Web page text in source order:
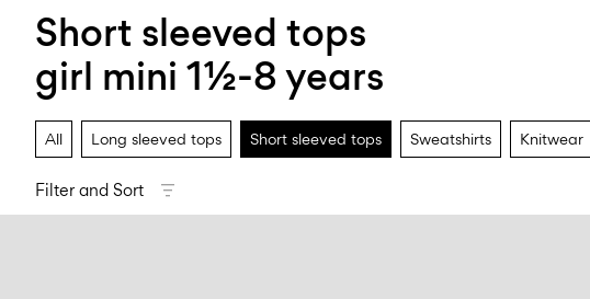
Short sleeved tops
girl mini 1½-8 years
All Long sleeved tops Short sleeved tops Sweatshirts Knitwear
Filter and Sort